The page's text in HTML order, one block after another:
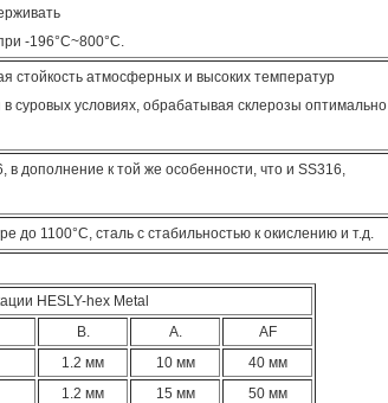
-196°C~800°C.
стойкость атмосферных и высоких температур
суровых условиях, обрабатывая склерозы оптимально
в дополнение к той же особенности, что и SS316,
до 1100°C, сталь с стабильностью к окислению и т.д.
HESLY-hex Metal
В. А.
AF
1.2 мм 10 мм
40 мм
1.2 мм 15 мм
50 мм